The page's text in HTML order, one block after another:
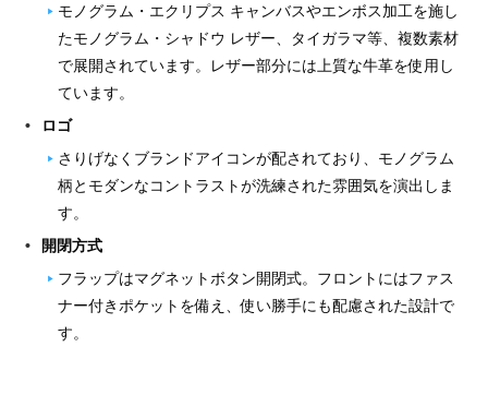
モノグラム・エクリプス キャンバスやエンボス加工を施し
たモノグラム・シャドウ レザー、タイガラマ等、複数素材
で展開されています。レザー部分には上質な牛革を使用し
ています。
ロゴ
さりげなくブランドアイコンが配されており、モノグラム
柄とモダンなコントラストが洗練された雰囲気を演出しま
す。
開閉方式
フラップはマグネットボタン開閉式。フロントにはファス
ナー付きポケットを備え、使い勝手にも配慮された設計で
す。